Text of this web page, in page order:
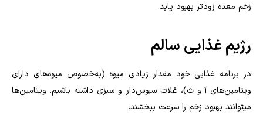
زخم معده زودتر بهبود یابد.
رژیم غذایی سالم
در برنامه غذایی خود مقدار زیادی میوه (به‌خصوص میوه‌های دارای
ویتامین‌های آ و ث)، غلات سبوس‌دار و سبزی داشته باشیم. ویتامین‌ها
میتوانند بهبود زخم را سرعت ببخشند.